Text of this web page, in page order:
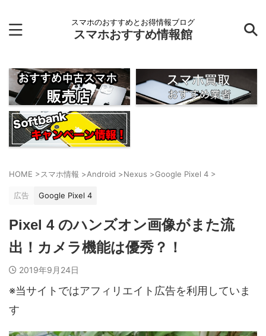
スマホのおすすめとお得情報ブログ
スマホおすすめ情報館
HOME >スマホ情報 >Android >Nexus >Google Pixel 4 >
広告 Google Pixel 4
Pixel 4 のハンズオン画像がまた流
出！カメラ機能は優秀？！
2019年9月24日
※当サイトではアフィリエイト広告を利用していま
す